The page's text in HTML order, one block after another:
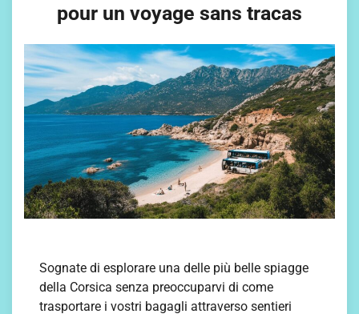
pour un voyage sans tracas
Sognate di esplorare una delle più belle spiagge
della Corsica senza preoccuparvi di come
trasportare i vostri bagagli attraverso sentieri